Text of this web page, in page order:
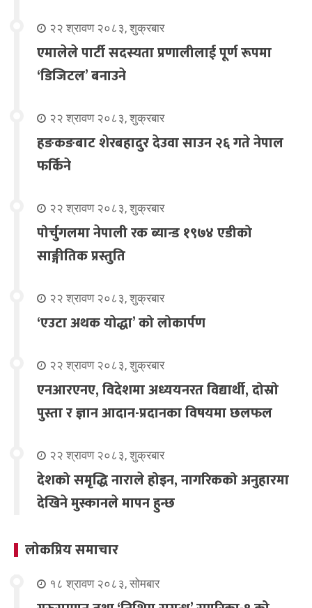
२२ श्रावण २०८३, शुक्रबार
एमालेले पार्टी सदस्यता प्रणालीलाई पूर्ण रूपमा
‘डिजिटल’ बनाउने
२२ श्रावण २०८३, शुक्रबार
हङकङबाट शेरबहादुर देउवा साउन २६ गते नेपाल
फर्किने
२२ श्रावण २०८३, शुक्रबार
पोर्चुगलमा नेपाली रक ब्यान्ड १९७४ एडीको
साङ्गीतिक प्रस्तुति
२२ श्रावण २०८३, शुक्रबार
‘एउटा अथक योद्धा’ को लोकार्पण
२२ श्रावण २०८३, शुक्रबार
एनआरएनए, विदेशमा अध्ययनरत विद्यार्थी, दोस्रो
पुस्ता र ज्ञान आदान-प्रदानका विषयमा छलफल
२२ श्रावण २०८३, शुक्रबार
देशको समृद्धि नाराले होइन, नागरिकको अनुहारमा
देखिने मुस्कानले मापन हुन्छ
लोकप्रिय समाचार
१८ श्रावण २०८३, सोमबार